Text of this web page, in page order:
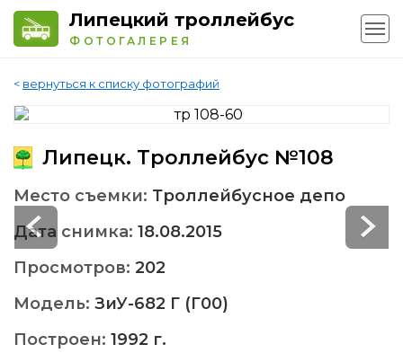
Липецкий троллейбус
ФОТОГАЛЕРЕЯ
< вернуться к списку фотографий
Липецк. Троллейбус №108
Место съемки: Троллейбусное депо
Дата снимка: 18.08.2015
Просмотров: 202
Модель: ЗиУ-682 Г (Г00)
Построен: 1992 г.